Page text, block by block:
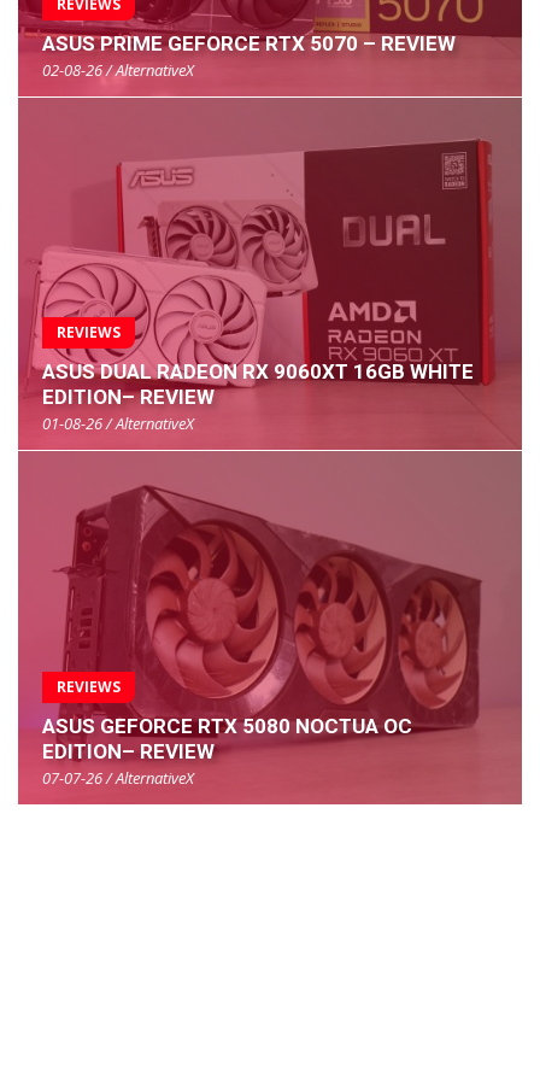
ASUS PRIME GEFORCE RTX 5070 – REVIEW
02-08-26 / AlternativeX
REVIEWS
ASUS DUAL RADEON RX 9060XT 16GB WHITE
EDITION– REVIEW
01-08-26 / AlternativeX
REVIEWS
ASUS GEFORCE RTX 5080 NOCTUA OC
EDITION– REVIEW
07-07-26 / AlternativeX